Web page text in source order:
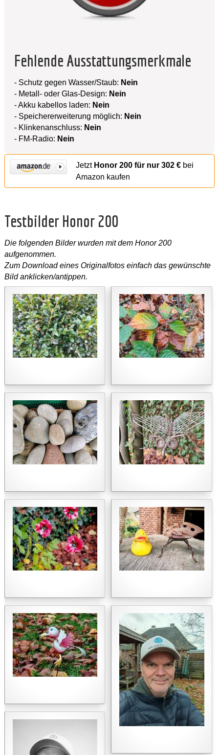
Fehlende Ausstattungsmerkmale
- Schutz gegen Wasser/Staub: Nein
- Metall- oder Glas-Design: Nein
- Akku kabellos laden: Nein
- Speichererweiterung möglich: Nein
- Klinkenanschluss: Nein
- FM-Radio: Nein
Jetzt Honor 200 für nur 302 €bei
Amazon kaufen
Testbilder Honor 200
Die folgenden Bilder wurden mit dem Honor 200
aufgenommen.
Zum Download eines Originalfotos einfach das gewünschte
Bild anklicken/antippen.